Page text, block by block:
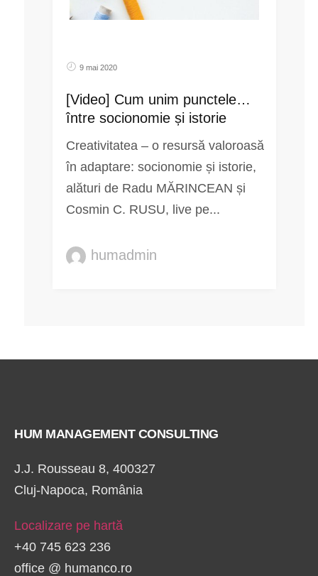
9 mai 2020
[Video] Cum unim punctele…
între socionomie și istorie
Creativitatea – o resursă valoroasă
în adaptare: socionomie și istorie,
alături de Radu MĂRINCEAN și
Cosmin C. RUSU, live pe...
humadmin
HUM MANAGEMENT CONSULTING
J.J. Rousseau 8, 400327
Cluj-Napoca, România
Localizare pe hartă
+40 745 623 236
office @ humanco.ro